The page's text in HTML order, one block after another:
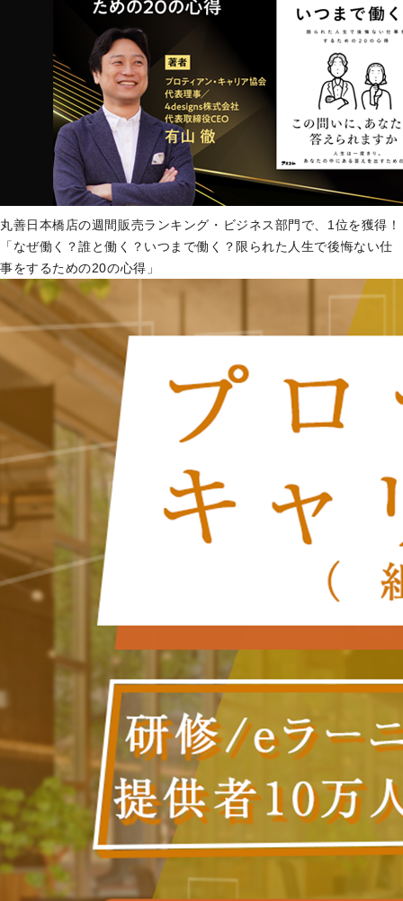
丸善日本橋店の週間販売ランキング・ビジネス部門で、1位を獲得！
「なぜ働く？誰と働く？いつまで働く？限られた人生で後悔ない仕
事をするための20の心得」